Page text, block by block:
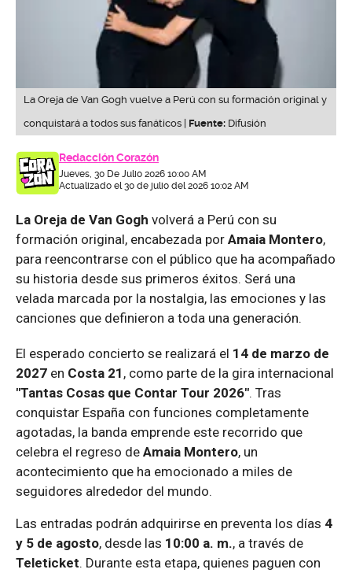
La Oreja de Van Gogh vuelve a Perú con su formación original y
conquistará a todos sus fanáticos | Fuente: Difusión
Redacción Corazón
Jueves, 30 De Julio 2026 10:00 AM
Actualizado el 30 de julio del 2026 10:02 AM
La Oreja de Van Gogh volverá a Perú con su
formación original, encabezada por Amaia Montero,
para reencontrarse con el público que ha acompañado
su historia desde sus primeros éxitos. Será una
velada marcada por la nostalgia, las emociones y las
canciones que definieron a toda una generación.
El esperado concierto se realizará el 14 de marzo de
2027 en Costa 21 , como parte de la gira internacional
"Tantas Cosas que Contar Tour 2026". Tras
conquistar España con funciones completamente
agotadas, la banda emprende este recorrido que
celebra el regreso de Amaia Montero, un
acontecimiento que ha emocionado a miles de
seguidores alrededor del mundo.
Las entradas podrán adquirirse en preventa los días 4
y 5 de agosto, desde las 10:00 a. m., a través de
Teleticket. Durante esta etapa, quienes paguen con